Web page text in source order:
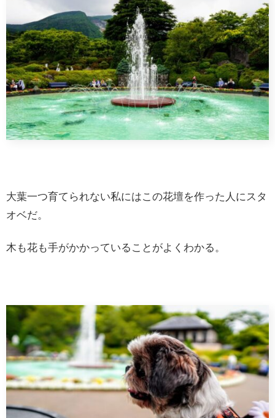
大葉一つ育てられない私にはこの花壇を作った人にスタ
オベだ。
木も花も手がかかっていることがよくわかる。